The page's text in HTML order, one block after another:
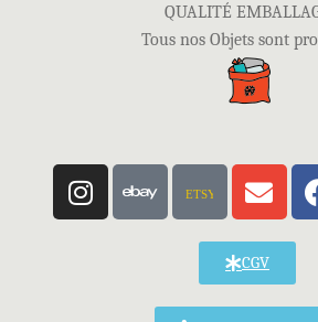
QUALITÉ
Tous nos Objets sont
ETSY
CGV